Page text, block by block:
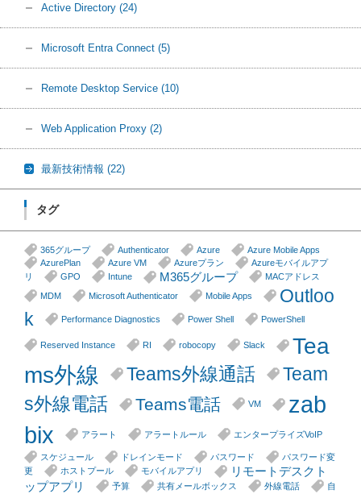
Active Directory (24)
Microsoft Entra Connect (5)
Remote Desktop Service (10)
Web Application Proxy (2)
最新技術情報 (22)
タグ
365グループ Authenticator Azure
Azure Mobile Apps
AzurePlan
Azure VM Azureプラン
Azureモバイルアプ
リ
GPO Intune M365グループ
MACアドレス
MDM
Microsoft Authenticator Mobile Apps
Outloo
k
Performance Diagnostics Power Shell PowerShell
Reserved Instance RI robocopy Slack
Tea
ms外線
Teams外線通話
Team
s外線電話
Teams電話 VM
zab
bix
アラート アラートルール エンタープライズVoIP
スケジュール ドレインモード パスワード
パスワード変
更
ホストプール モバイルアプリ
リモートデスクト
ップアプリ
予算 共有メールボックス 外線電話
自